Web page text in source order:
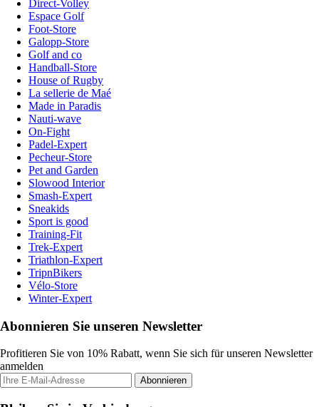
Direct-Volley
Espace Golf
Foot-Store
Galopp-Store
Golf and co
Handball-Store
House of Rugby
La sellerie de Maé
Made in Paradis
Nauti-wave
On-Fight
Padel-Expert
Pecheur-Store
Pet and Garden
Slowood Interior
Smash-Expert
Sneakids
Sport is good
Training-Fit
Trek-Expert
Triathlon-Expert
TripnBikers
Vélo-Store
Winter-Expert
Abonnieren Sie unseren Newsletter
Profitieren Sie von 10% Rabatt, wenn Sie sich für unseren Newsletter
anmelden
Abonnieren